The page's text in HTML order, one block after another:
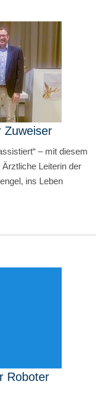
Zuweiser
– mit diesem
Leiterin der
ins Leben
Roboter